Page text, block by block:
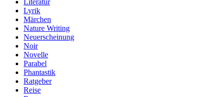
Lyrik
Märchen
Nature Writing
Neuerscheinung
Noir
Novelle
Parabel
Phantastik
Ratgeber
Reise